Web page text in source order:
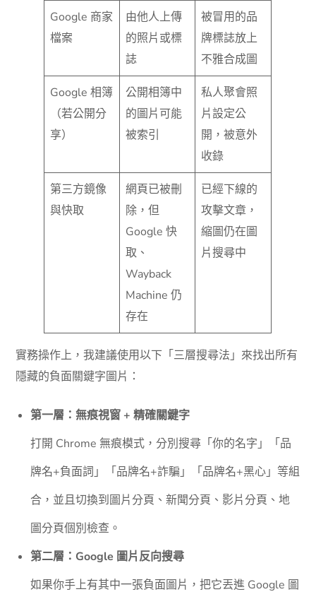
Google 商家
檔案
由他人上傳
的照片或標
誌
被冒用的品
牌標誌放上
不雅合成圖
Google 相簿
（若公開分
享）
公開相簿中
的圖片可能
被索引
私人聚會照
片設定公
開，被意外
收錄
第三方鏡像
與快取
網頁已被刪
除，但
Google 快
取、
Wayback
Machine 仍
存在
已經下線的
攻擊文章，
縮圖仍在圖
片搜尋中
實務操作上，我建議使用以下「三層搜尋法」來找出所有
隱藏的負面關鍵字圖片：
第一層：無痕視窗 + 精確關鍵字
打開 Chrome 無痕模式，分別搜尋「你的名字」「品
牌名+負面詞」「品牌名+詐騙」「品牌名+黑心」等組
合，並且切換到圖片分頁、新聞分頁、影片分頁、地
圖分頁個別檢查。
第二層：Google 圖片反向搜尋
如果你手上有其中一張負面圖片，把它丟進 Google 圖